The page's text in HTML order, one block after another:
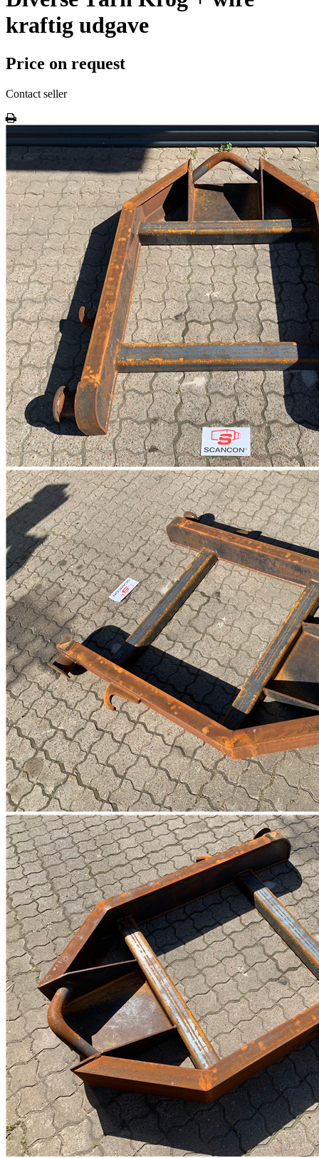
kraftig udgave
Price on request
Contact seller